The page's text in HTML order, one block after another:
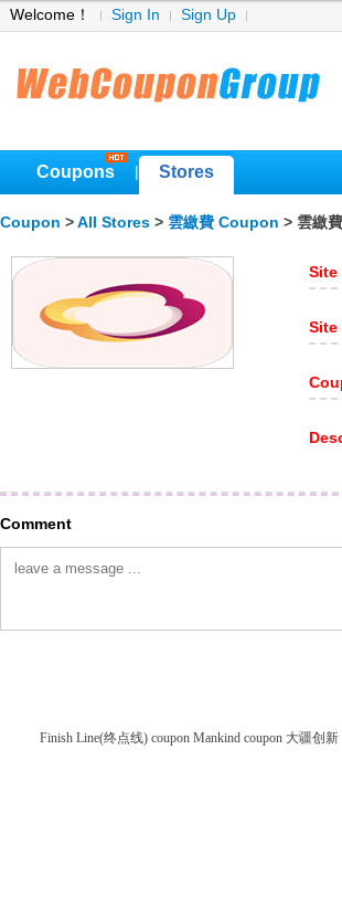
Welcome！ Sign In Sign Up
Coupons Stores
Coupon > All Stores > 雲繳費 Coupon > 雲繳費
Site
Site
Comment
Finish Line(终点线) coupon Mankind coupon 大疆创新